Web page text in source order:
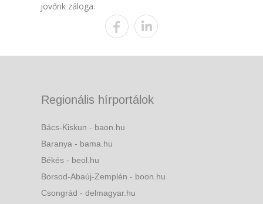
jövőnk záloga.
Regionális hírportálok
Bács-Kiskun - baon.hu
Baranya - bama.hu
Békés - beol.hu
Borsod-Abaúj-Zemplén - boon.hu
Csongrád - delmagyar.hu